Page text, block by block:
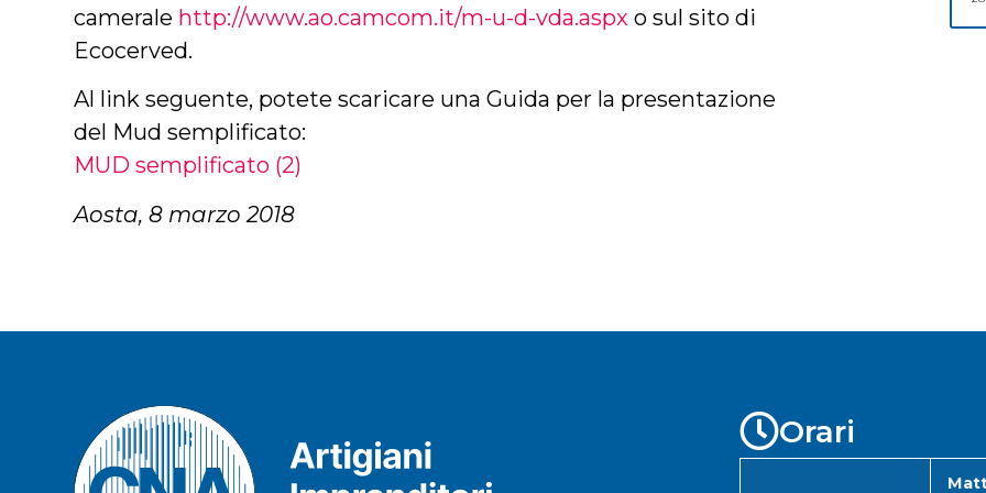
camerale http://www.ao.camcom.it/m-u-d-vda.aspx o sul sito di
Ecocerved.
Al link seguente, potete scaricare una Guida per la presentazione
del Mud semplificato:
MUD semplificato (2)
Aosta, 8 marzo 2018
Orari